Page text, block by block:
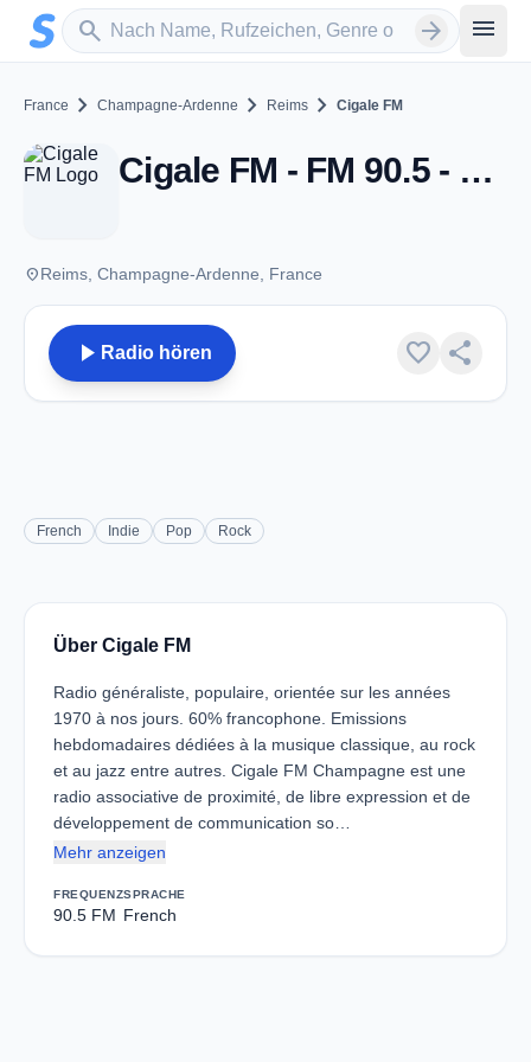
Zum Hauptinhalt springen
search
Sender suchen arrow_forward menu
France chevron_right Champagne-Ardenne chevron_right Reims chevron_right Cigale FM
Cigale FM - FM 90.5 - Reims
placeReims, Champagne-Ardenne, France
play_arrow Radio hören favorite share
French Indie Pop Rock
Über Cigale FM
Radio généraliste, populaire, orientée sur les années
1970 à nos jours. 60% francophone. Emissions
hebdomadaires dédiées à la musique classique, au rock
et au jazz entre autres. Cigale FM Champagne est une
radio associative de proximité, de libre expression et de
développement de communication so…
Mehr anzeigen
FREQUENZ
90.5 FM
SPRACHE
French